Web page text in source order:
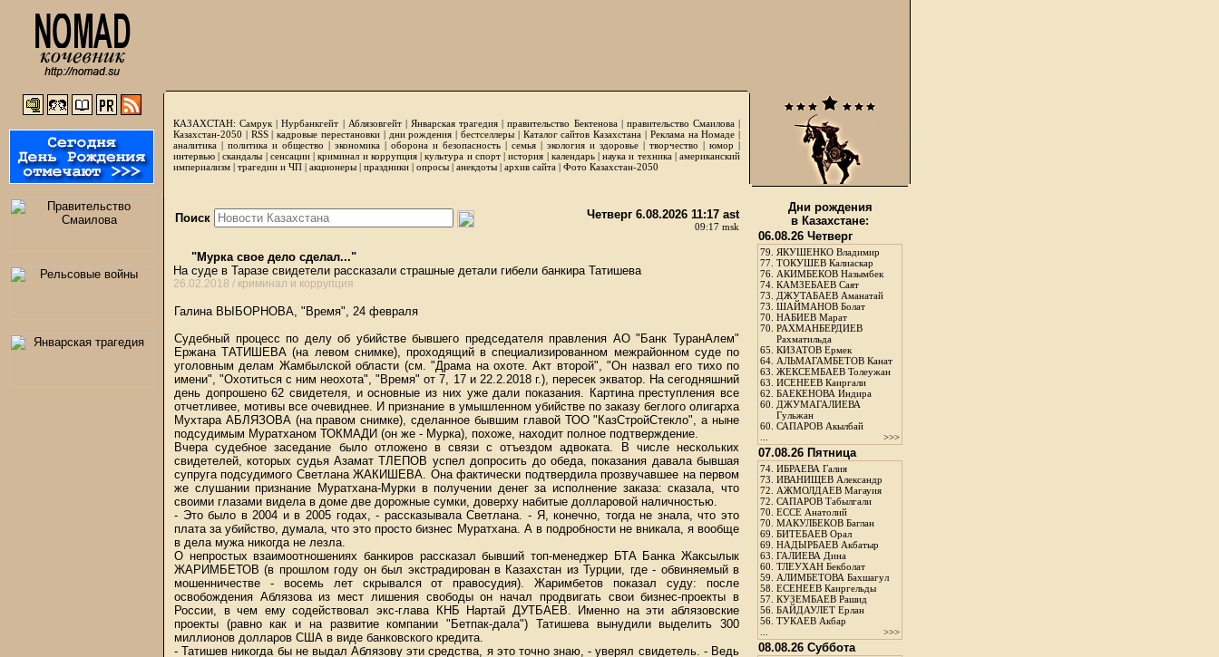
КАЗАХСТАН: Самрук |Нурбанкгейт | Аблязовгейт| Январская трагедия |правительство Бектенова| правительство Смаилова|
Казахстан-2050 | RSS|кадровые перестановки| дни рождения | бестселлеры| Каталог сайтов Казахстана | Реклама на Номаде |
аналитика | политика и общество | экономика | оборона и безопасность | семья | экология и здоровье | творчество | юмор |
интервью |скандалы | сенсации|криминал и коррупция|культура и спорт|история | календарь|наука и техника|американский
империализм | трагедии и ЧП | акционеры | праздники | опросы | анекдоты | архив сайта | Фото Казахстан-2050
Поиск Четверг 6.08.2026 11:17 ast
09:17 msk
"Мурка свое дело сделал..."
На суде в Таразе свидетели рассказали страшные детали гибели банкира Татишева
26.02.2018 / криминал и коррупция
Галина ВЫБОРНОВА, "Время", 24 февраля
Судебный процесс по делу об убийстве бывшего председателя правления АО "Банк ТуранАлем"
Ержана ТАТИШЕВА (на левом снимке), проходящий в специализированном межрайонном суде по
уголовным делам Жамбылской области (см. "Драма на охоте. Акт второй", "Он назвал его тихо по
имени", "Охотиться с ним неохота","Время" от 7, 17 и 22.2.2018 г.), пересек экватор. На сегодняшний
день допрошено 62 свидетеля, и основные из них уже дали показания. Картина преступления все
отчетливее, мотивы все очевиднее. И признание в умышленном убийстве по заказу беглого олигарха
Мухтара АБЛЯЗОВА (на правом снимке), сделанное бывшим главой ТОО "КазСтройСтекло", а ныне
подсудимым Муратханом ТОКМАДИ (он же - Мурка), похоже, находит полное подтверждение.
Вчера судебное заседание было отложено в связи с отъездом адвоката. В числе нескольких
свидетелей, которых судья Азамат ТЛЕПОВ успел допросить до обеда, показания давала бывшая
супруга подсудимого Светлана ЖАКИШЕВА. Она фактически подтвердила прозвучавшее на первом
же слушании признание Муратхана-Мурки в получении денег за исполнение заказа: сказала, что
своими глазами видела в доме две дорожные сумки, доверху набитые долларовой наличностью.
- Это было в 2004 и в 2005 годах, - рассказывала Светлана. - Я, конечно, тогда не знала, что это
плата за убийство, думала, что это просто бизнес Муратхана. А в подробности не вникала, я вообще
в дела мужа никогда не лезла.
О непростых взаимоотношениях банкиров рассказал бывший топ-менеджер БТА Банка Жаксылык
ЖАРИМБЕТОВ (в прошлом году он был экстрадирован в Казахстан из Турции, где - обвиняемый в
мошенничестве - восемь лет скрывался от правосудия). Жаримбетов показал суду: после
освобождения Аблязова из мест лишения свободы он начал продвигать свои бизнес-проекты в
России, в чем ему содействовал экс-глава КНБ Нар­тай ДУТБАЕВ. Именно на эти аблязовские
проекты (равно как и на развитие компании "Бетпак-дала") Татишева вынудили выделить 300
миллионов долларов США в виде банковского кредита.
- Татишев никогда бы не выдал Аблязову эти средства, я это точно знаю, - уверял свидетель. - Ведь
Дни рождения
в Казахстане:
06.08.26 Четверг
79. ЯКУШЕНКО Владимир
77. ТОКУШЕВ Калиаскар
76. АКИМБЕКОВ Назымбек
74. КАМЗЕБАЕВ Саят
73. ДЖУТАБАЕВ Аманатай
73. ШАЙМАНОВ Болат
70. НАБИЕВ Марат
70. РАХМАНБЕРДИЕВ
Рахматильда
65. КИЗАТОВ Ермек
64. АЛЬМАГАМБЕТОВ Канат
63. ЖЕКСЕМБАЕВ Толеужан
63. ИСЕНЕЕВ Каиргали
62. БАЕКЕНОВА Индира
60. ДЖУМАГАЛИЕВА
Гульжан
60. САПАРОВ Акылбай
>>>
07.08.26 Пятница
74. ИБРАЕВА Галия
73. ИВАНИЩЕВ Александр
72. АЖМОЛДАЕВ Магауия
72. САПАРОВ Табылгали
70. ЕССЕ Анатолий
70. МАКУЛБЕКОВ Баглан
69. БИТЕБАЕВ Орал
69. НАДЫРБАЕВ Акбатыр
63. ГАЛИЕВА Дина
60. ТЛЕУХАН Бекболат
59. АЛИМБЕТОВА Бахшагул
58. ЕСЕНЕЕВ Каиргельды
57. КУЗЕМБАЕВ Рашид
56. БАЙДАУЛЕТ Ерлан
56. ТУКАЕВ Акбар
>>>
08.08.26 Суббота